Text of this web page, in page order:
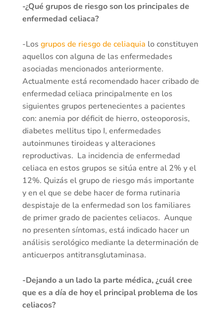
-¿Qué grupos de riesgo son los principales de
enfermedad celiaca?
-Los grupos de riesgo de celiaquia lo constituyen
aquellos con alguna de las enfermedades
asociadas mencionados anteriormente.
Actualmente está recomendado hacer cribado de
enfermedad celiaca principalmente en los
siguientes grupos pertenecientes a pacientes
con: anemia por déficit de hierro, osteoporosis,
diabetes mellitus tipo I, enfermedades
autoinmunes tiroideas y alteraciones
reproductivas. La incidencia de enfermedad
celiaca en estos grupos se sitúa entre al 2% y el
12%. Quizás el grupo de riesgo más importante
y en el que se debe hacer de forma rutinaria
despistaje de la enfermedad son los familiares
de primer grado de pacientes celiacos. Aunque
no presenten síntomas, está indicado hacer un
análisis serológico mediante la determinación de
anticuerpos antitransglutaminasa.
-Dejando a un lado la parte médica, ¿cuál cree
que es a día de hoy el principal problema de los
celiacos?